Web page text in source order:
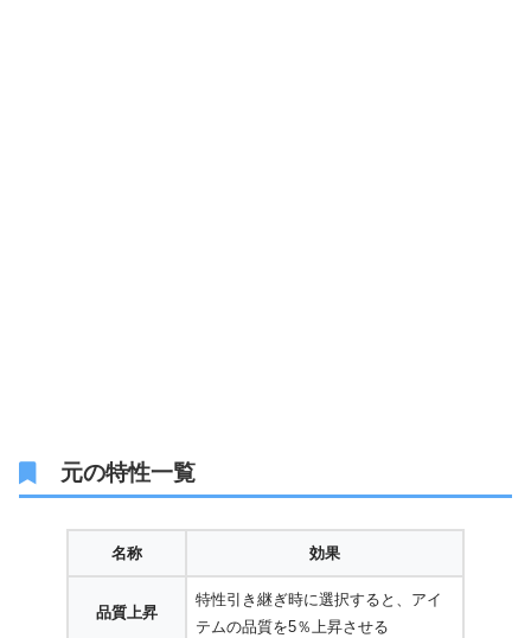
元の特性一覧
名称 効果
品質上昇
特性引き継ぎ時に選択すると、アイ
テムの品質を5％上昇させる